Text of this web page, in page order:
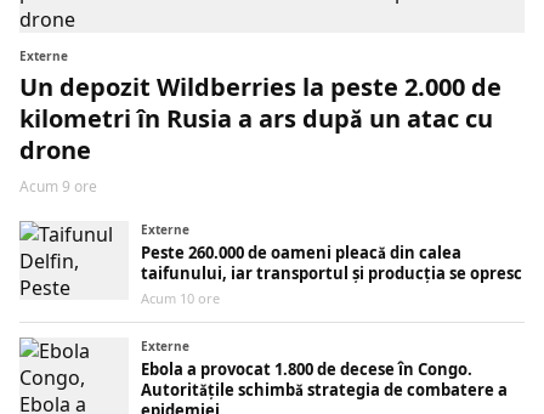
Externe
Un depozit Wildberries la peste 2.000 de
kilometri în Rusia a ars după un atac cu
drone
Acum 9 ore
Externe
Peste 260.000 de oameni pleacă din calea
taifunului, iar transportul și producția se opresc
Acum 10 ore
Externe
Ebola a provocat 1.800 de decese în Congo.
Autoritățile schimbă strategia de combatere a